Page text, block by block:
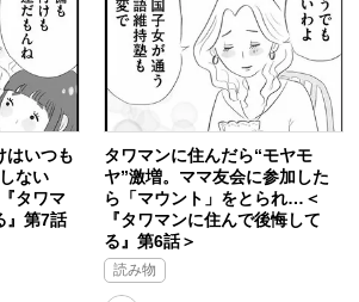
はいつも
ない
タワマ
』第7話
タワマンに住んだら“モヤモ
ヤ”激増。ママ友会に参加した
ら「マウント」をとられ…＜
『タワマンに住んで後悔して
る』第6話＞
読み物